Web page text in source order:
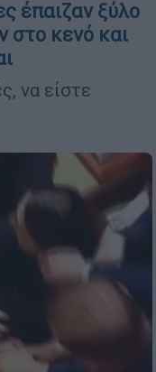
έπαιζαν ξύλο
στο κενό και
να είστε